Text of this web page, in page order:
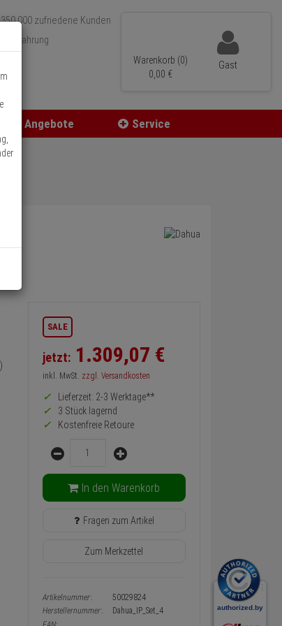
zufriedene Kunden
Erfahrung
Warenkorb (0)
0, 00 €
Gast
Angebote Service
Informationen
zurück
Verfügbakeit
und
Warenkorb-
oder
Konfigurieren-
Button
SALE
jetzt: 1.309,07 €
inkl. MwSt. zzgl. Versandkosten
Lieferzeit: 2-3 Werktage**
3 Stück lagernd
Kostenfreie Retoure
Menge
In den Warenkorb
Fragen zum Artikel
Zum Merkzettel
Artikelnummer:
50029824
Herstellernummer:
Dahua_IP_Set_4